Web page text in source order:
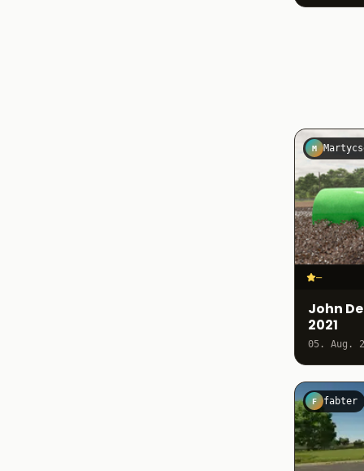
M
–
John
2021
05. Aug.
F fabter